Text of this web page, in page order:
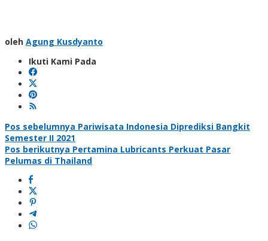
oleh Agung Kusdyanto
Ikuti Kami Pada
Navigasi
pos
Pos sebelumnya Pariwisata Indonesia Diprediksi Bangkit
Semester II 2021
Pos berikutnya Pertamina Lubricants Perkuat Pasar
Pelumas di Thailand